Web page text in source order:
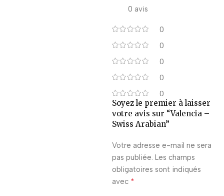
0 avis
0
0
0
0
0
Soyez le premier à laisser
votre avis sur “Valencia –
Swiss Arabian”
Votre adresse e-mail ne sera
pas publiée. Les champs
obligatoires sont indiqués
avec *